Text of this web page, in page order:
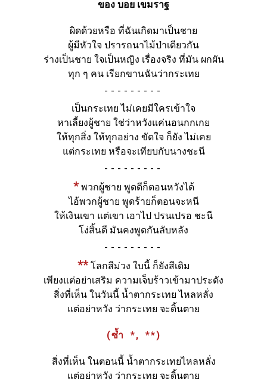
ของ บอย เขมราฐ
ผิดด้วยหรือ ที่ฉันเกิดมาเป็นชาย
ผู้มีหัวใจ ปรารถนาไม้ป่าเดียวกัน
ร่างเป็นชาย ใจเป็นหญิง เรื่องจริง ที่มัน ผกผัน
ทุก ๆ คน เรียกขานฉันว่ากระเทย
-
เป็นกระเทย ไม่เคยมีใครเข้าใจ
หาเลี้ยงผู้ชาย ใช่ว่าหวังแค่นอนกกเกย
ให้ทุกสิ่ง ให้ทุกอย่าง ขัดใจ ก็ยัง ไม่เคย
แต่กระเทย หรือจะเทียบกับนางชะนี
-
*พวกผู้ชาย พูดดีก็ตอนหวังได้
ไอ้พวกผู้ชาย พูดร้ายก็ตอนจะหนี
ให้เงินเขา แต่เขา เอาไป ปรนเปรอ ชะนี
โง่สิ้นดี มันคงพูดกันลับหลัง
-
**โลกสีม่วง ใบนี้ ก็ยังสีเดิม
เพียงแต่อย่าเสริม ความเจ็บร้าวเข้ามาประดัง
สิ่งที่เห็น ในวันนี้ น้ำตากระเทย ไหลหลั่ง
แต่อย่าหวัง ว่ากระเทย จะดิ้นตาย
(ซ้ำ *, **)
สิ่งที่เห็น ในตอนนี้ น้ำตากระเทยไหลหลั่ง
แต่อย่าหวัง ว่ากระเทย จะดิ้นตาย